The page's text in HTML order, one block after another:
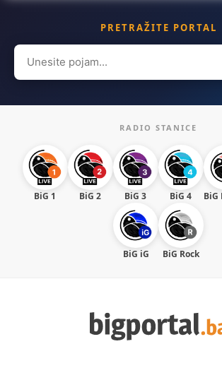
PRETRAŽITE PORTAL
Search
for:
RADIO STANICE
BiG 1 BiG 2 BiG 3 BiG 4 BiG
BiG iG BiG Rock